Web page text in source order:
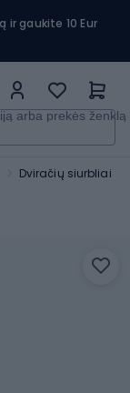
gaukite 10 Eur
arba prekės ženklą
Dviračių siurbliai